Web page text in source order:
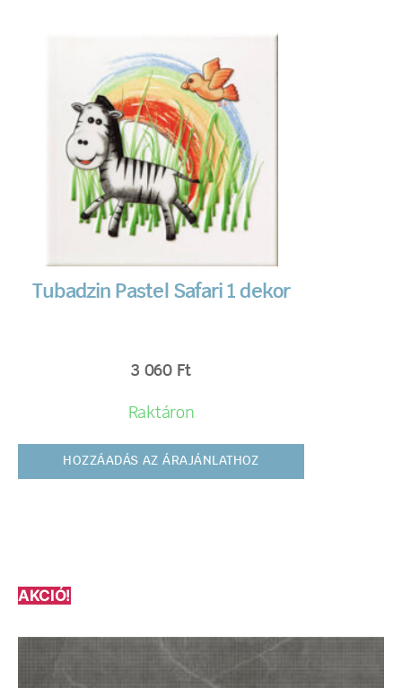
Tubadzin Pastel Safari 1 dekor
3 060 Ft
Raktáron
HOZZÁADÁS AZ ÁRAJÁNLATHOZ
AKCIÓ!